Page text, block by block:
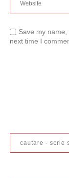
Save my
next time I